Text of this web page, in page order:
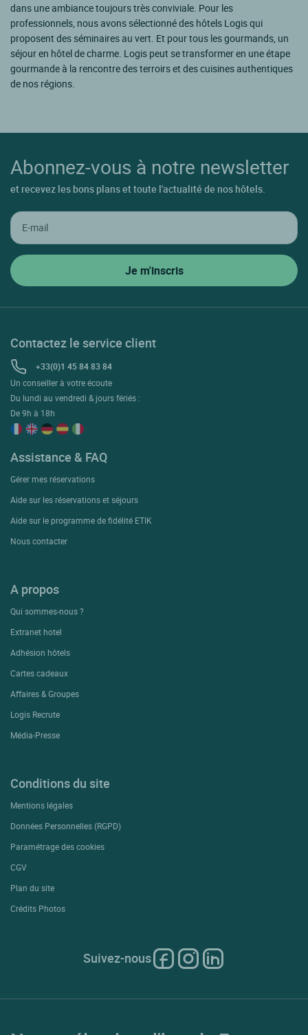
dans une ambiance toujours très conviviale. Pour les
professionnels, nous avons sélectionné des hôtels Logis qui
proposent des séminaires au vert. Et pour tous les gourmands, un
séjour en hôtel de charme. Logis peut se transformer en une étape
gourmande à la rencontre des terroirs et des cuisines authentiques
de nos régions.
Abonnez-vous à notre newsletter
et recevez les bons plans et toute l'actualité de nos hôtels.
Contactez le service client
+33(0)1 45 84 83 84
Un conseiller à votre écoute
Du lundi au vendredi & jours fériés :
De 9h à 18h
Assistance & FAQ
Gérer mes réservations
Aide sur les réservations et séjours
Aide sur le programme de fidélité ETIK
Nous contacter
A propos
Qui sommes-nous ?
Extranet hotel
Adhésion hôtels
Cartes cadeaux
Affaires & Groupes
Logis Recrute
Média-Presse
Conditions du site
Mentions légales
Données Personnelles (RGPD)
Paramétrage des cookies
CGV
Plan du site
Crédits Photos
Suivez-nous